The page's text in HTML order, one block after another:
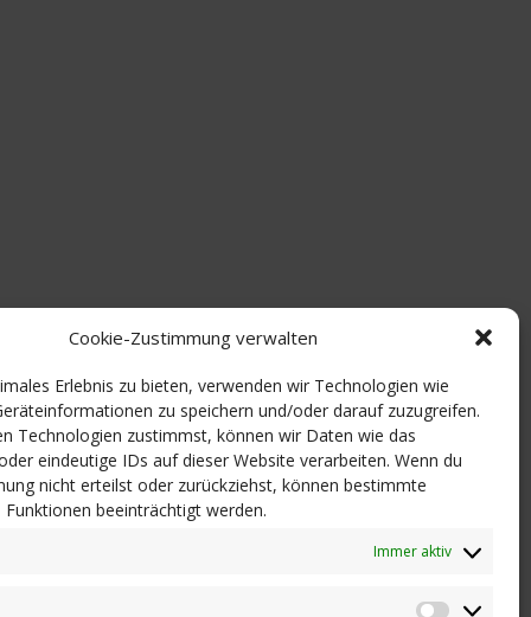
Cookie-Zustimmung verwalten
Erlebnis zu bieten, verwenden wir Technologien wie
zu speichern und/oder darauf zuzugreifen.
Technologien zustimmst, können wir Daten wie das
eindeutige IDs auf dieser Website verarbeiten. Wenn du
nicht erteilst oder zurückziehst, können bestimmte
beeinträchtigt werden.
Immer aktiv